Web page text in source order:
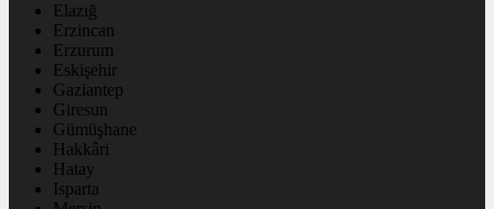
Elazığ
Erzincan
Erzurum
Eskişehir
Gaziantep
Giresun
Gümüşhane
Hakkâri
Hatay
Isparta